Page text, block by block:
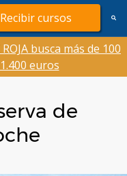
Recibir cursos
busca más de 100
euros
de